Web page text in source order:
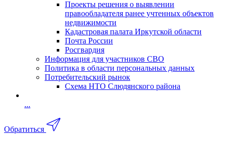
Проекты решения о выявлении
правообладателя ранее учтенных объектов
недвижимости
Кадастровая палата Иркутской области
Почта России
Росгвардия
Информация для участников СВО
Политика в области персональных данных
Потребительский рынок
Схема НТО Слюдянского района
...
Обратиться